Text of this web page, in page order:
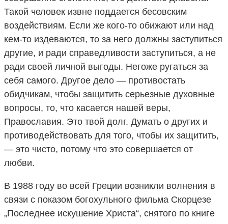
Такой человек извне поддается бесовским
воздействиям. Если же кого-то обижают или над
кем-то издеваются, то за него должны заступиться
другие, и ради справедливости заступиться, а не
ради своей личной выгоды. Негоже ругаться за
себя самого. Другое дело — противостать
обидчикам, чтобы защитить серьезные духовные
вопросы, то, что касается нашей веры,
Православия. Это твой долг. Думать о других и
противодействовать для того, чтобы их защитить,
— это чисто, потому что это совершается от
любви.
В 1988 году во всей Греции возникли волнения в
связи с показом богохульного фильма Скорцезе
„Последнее искушение Христа“, снятого по книге